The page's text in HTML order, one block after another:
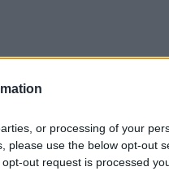
or processing of your
please use the below opt-out
out request is processed